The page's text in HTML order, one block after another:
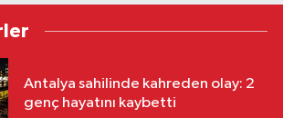
Antalya sahilinde kahreden olay: 2
genç hayatını kaybetti